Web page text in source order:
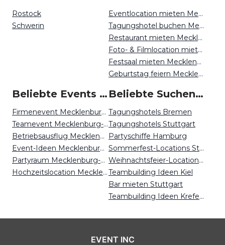
Rostock
Schwerin
Eventlocation mieten Mecklenburg-Vorpommern
Tagungshotel buchen Mecklenburg-Vorpommern
Restaurant mieten Mecklenburg-Vorpommern
Foto- & Filmlocation mieten Mecklenburg-Vorpommern
Festsaal mieten Mecklenburg-Vorpommern
Geburtstag feiern Mecklenburg-Vorpommern
Beliebte Events in Mecklenburg-Vorpommern
Firmenevent Mecklenburg-Vorpommern
Teamevent Mecklenburg-Vorpommern
Betriebsausflug Mecklenburg-Vorpommern
Event-Ideen Mecklenburg-Vorpommern
Partyraum Mecklenburg-Vorpommern
Hochzeitslocation Mecklenburg-Vorpommern
Beliebte Suchen auf Event Inc
Tagungshotels Bremen
Tagungshotels Stuttgart
Partyschiffe Hamburg
Sommerfest-Locations Stuttgart
Weihnachtsfeier-Locations Bonn
Teambuilding Ideen Kiel
Bar mieten Stuttgart
Teambuilding Ideen Krefeld
EVENT INC